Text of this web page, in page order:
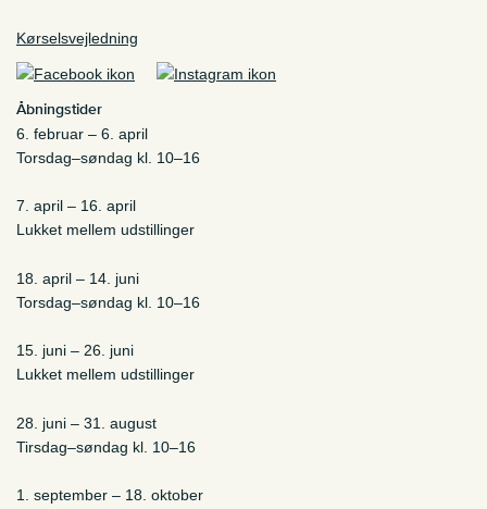
Kørselsvejledning
Åbningstider
6. februar – 6. april
Torsdag–søndag kl. 10–16
7. april – 16. april
Lukket mellem udstillinger
18. april – 14. juni
Torsdag–søndag kl. 10–16
15. juni – 26. juni
Lukket mellem udstillinger
28. juni – 31. august
Tirsdag–søndag kl. 10–16
1. september – 18. oktober